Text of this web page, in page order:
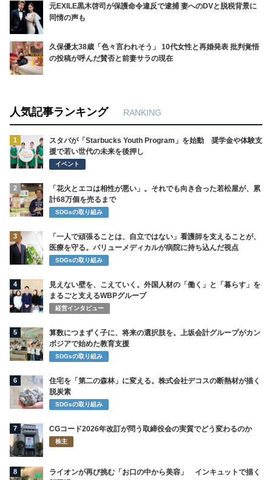
元EXILE黒木啓司が保護命令違反で逮捕 妻へのDVと脱税背景に
同情の声も
久保優太38歳「色々言われそう」 10代女性と再婚発表 批判覚悟
の投稿が呼んだ賛否と前妻サラの現在
人気記事ランキング RANKING
1
スタバが「Starbucks Youth Program」を始動 奨学金や体験支
援で若い世代の未来を後押し
イベント
2
「花火とエコは相性が悪い」。それでも向き合った若松屋が、累
計68万個を売るまで
SDGsの取り組み
3
「一人で頑張ることは、自立ではない」看護師を支えることが、
医療を守る。バリューメディカルが病院に持ち込んだ視点
SDGsの取り組み
4
見えない壁を、こえていく。外国人材の「働く」と「暮らす」を
まるごと支えるWBPグループ
経営インタビュー
5
算数につまずく子に、将来の選択肢を。上坂会計グループがカン
ボジアで始めた教育支援
SDGsの取り組み
6
住宅を「第二の森林」に変える。株式会社デコスの断熱材が描く
脱炭素
SDGsの取り組み
7 CGコード2026年改訂が問う取締役会の実質でどう変わるのか
株主
8
ライオンが再び挑む「お口の中から美容」 インキュットで描く